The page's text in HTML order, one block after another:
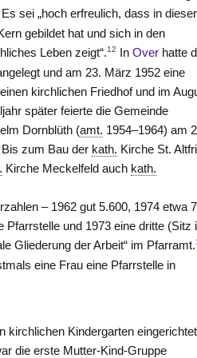
sei „hoch erfreulich, dass in dieser
gebildet hat und sich in den
Leben zeigt“.12 InOver hatte
und am 23. März 1952 eine
kirchlichen Friedhof und im
später feierte die Gemeinde
Dornblüth (amt. 1954–1964) am
zum Bau der kath. Kirche St.
Kirche Meckelfeld auch kath.
– 1962 gut 5.600, 1974 etwa
Pfarrstelle und 1973 eine dritte (Sitz
Gliederung der Arbeit“ im Pfarramt.
eine Frau eine Pfarrstelle in
kirchlichen Kindergarten
die erste Mutter-Kind-Gruppe